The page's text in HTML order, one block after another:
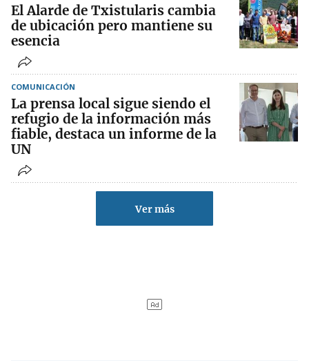
El Alarde de Txistularis cambia
de ubicación pero mantiene su
esencia
COMUNICACIÓN
La prensa local sigue siendo el
refugio de la información más
fiable, destaca un informe de la
UN
Ver más